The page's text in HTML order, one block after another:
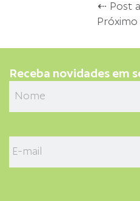
⇠ Post
Receba novidades em